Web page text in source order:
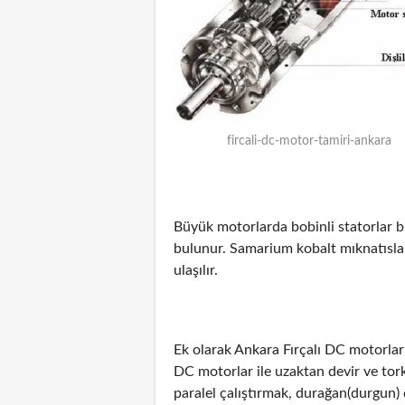
fircali-dc-motor-tamiri-ankara
Büyük motorlarda bobinli statorlar
bulunur. Samarium kobalt
ulaşılır.
Ek olarak Ankara Fırçalı DC
DC motorlar ile uzaktan devir ve
paralel çalıştırmak,